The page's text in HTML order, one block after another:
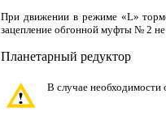
При движении в режиме «L»
зацепление обгонной муфты № 2
Планетарный редуктор
В случае